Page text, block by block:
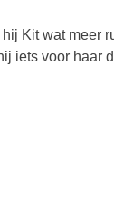
Kit wat meer
iets voor haar